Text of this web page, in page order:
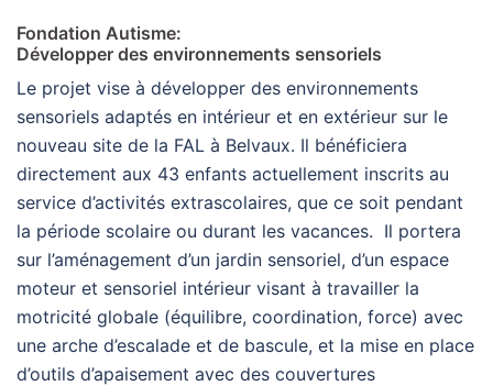
Fondation Autisme:
Développer des environnements sensoriels
Le projet vise à développer des environnements
sensoriels adaptés en intérieur et en extérieur sur le
nouveau site de la FAL à Belvaux. Il bénéficiera
directement aux 43 enfants actuellement inscrits au
service d’activités extrascolaires, que ce soit pendant
la période scolaire ou durant les vacances. Il portera
sur l’aménagement d’un jardin sensoriel, d’un espace
moteur et sensoriel intérieur visant à travailler la
motricité globale (équilibre, coordination, force) avec
une arche d’escalade et de bascule, et la mise en place
d’outils d’apaisement avec des couvertures